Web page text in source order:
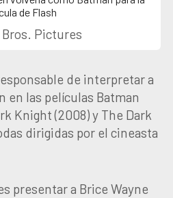
Pictures
de interpretar a
en las películas Batman
Knight (2008) y The Dark
dirigidas por el cineasta
presentar a Brice Wayne